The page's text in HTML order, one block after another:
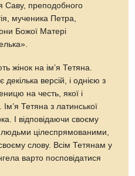
Саву, преподобного
мученика Петра,
Божої Матері
жінок на ім’я Тетяна.
версій, і однією з
на честь, якої і
Тетяна з латинської
І відповідаючи своєму
людьми цілеспрямованими,
слову. Всім Тетянам у
варто посповідатися